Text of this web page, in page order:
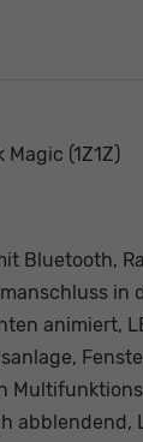
(1Z1Z)
Bluetooth,
in
animiert,